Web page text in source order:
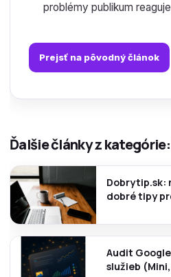
problémy publikum
Prejsť na pôvodný článok
Ďalšie články z
Dobrytip.sk:
dobré tipy
Audit
služieb